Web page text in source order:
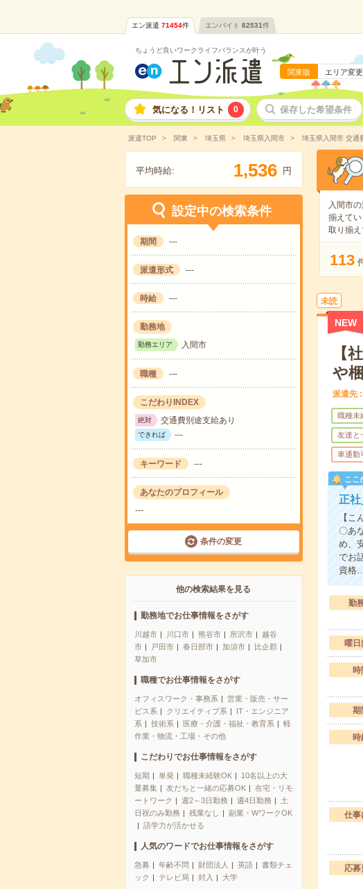
エン派遣 71454件 エンバイト 82531件
ちょうど良いワークライフバランスが叶う
関東版 エリア変更
気になる！リスト 0 保存した希望条件
派遣TOP 関東 埼玉県 埼玉県入間市 埼玉県入間市 交通
平均時給: 1,536 円
設定中の検索条件
期間 ---
派遣形式 ---
時給 ---
勤務地
勤務エリア 入間市
職種 ---
こだわりINDEX
絶対 交通費別途支給あり
できれば ---
キーワード ---
あなたのプロフィール
---
条件の変更
他の検索結果を見る
勤務地でお仕事情報をさがす
川越市 川口市 熊谷市 所沢市
越谷
市
戸田市 春日部市 加須市
比企郡
草加市
職種でお仕事情報をさがす
オフィスワーク・事務系
営業・販売・サー
ビス系
クリエイティブ系
IT・エンジニア
系
技術系 医療・介護・福祉・教育系
軽
作業・物流・工場・その他
こだわりでお仕事情報をさがす
短期 単発 職種未経験OK
10名以上の大
量募集
友だちと一緒の応募OK
在宅・リモ
ートワーク
週2～3日勤務 週4日勤務
土
日祝のみ勤務
残業なし
副業・WワークOK
語学力が活かせる
人気のワードでお仕事情報をさがす
急募 年齢不問 財団法人 英語
書類チェ
ック
テレビ局 封入 大学
入間市
揃えてい
取り揃え
113
未読
NEW
【
や
派遣先
職種未
友達と
車通勤
ここ
正
【
〇あ
め、
でお
資格
勤
曜日
時
期
時
仕事
応募